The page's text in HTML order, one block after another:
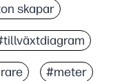
skapar
#meter